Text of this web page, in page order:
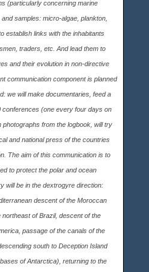
(particularly concerning marine
samples: micro-algae, plankton,
establish links with the inhabitants
traders, etc. And lead them to
and their evolution in non-directive
communication component is planned
we will make documentaries, feed a
conferences (one every four days on
from the logbook, will try
and national press of the countries
The aim of this communication is to
to protect the polar and ocean
will be in the dextrogyre direction:
descent of the Moroccan
of Brazil, descent of the
passage of the canals of the
south to Deception Island
of Antarctica), returning to the